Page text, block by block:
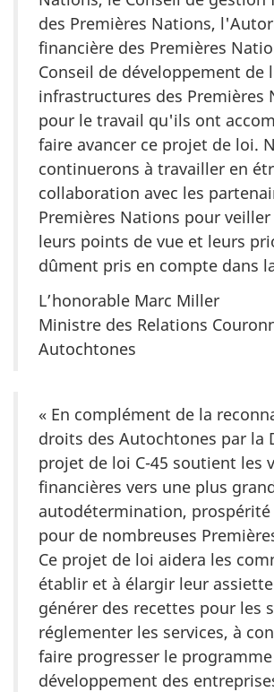
des Premières Nations,
financière des Premières
Conseil de développement
infrastructures des Premières
pour le travail qu'ils ont
faire avancer ce projet de loi.
continuerons à travailler en
collaboration avec les
Premières Nations pour veiller
leurs points de vue et leurs
dûment pris en compte dans
L’honorable Marc Miller
Ministre des Relations
Autochtones
« En complément de la
droits des Autochtones par la
projet de loi C-45 soutient les
financières vers une plus
autodétermination,
pour de nombreuses
Ce projet de loi aidera les
établir et à élargir leur
générer des recettes pour les
réglementer les services, à
faire progresser le
développement des